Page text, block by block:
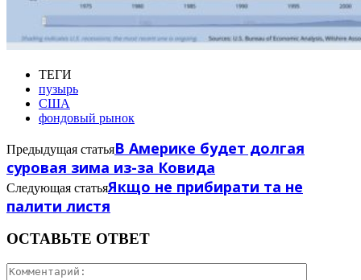
ТЕГИ
пузырь
США
фондовый рынок
Предыдущая статьяВ Америке будет долгая
суровая зима из-за Ковида
Следующая статьяЯкщо не прибирати та не
палити листя
ОСТАВЬТЕ ОТВЕТ